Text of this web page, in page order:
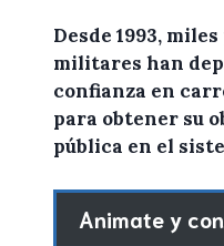
Desde 1993,
militares han
confianza en
para obtener su
pública en el
Animate y